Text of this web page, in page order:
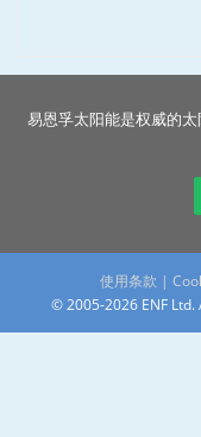
易恩孚太阳能是权威的
使用条款 |
© 2005-2026 ENF Ltd.